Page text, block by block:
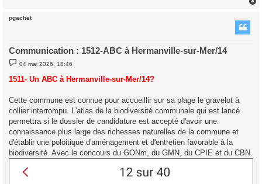
pgachet
Communication : 1512-ABC à Hermanville-sur-Mer/14
M
e
s
s
e
04 mai 2026, 18:46
1511- Un ABC à Hermanville-sur-Mer/14?
Cette commune est connue pour accueillir sur sa plage le gravelot à
collier interrompu. L'atlas de la biodiversité communale qui est lancé
permettra si le dossier de candidature est accepté d'avoir une
connaissance plus large des richesses naturelles de la commune et
d'établir une poloitique d'aménagement et d'entretien favorable à la
biodiversité. Avec le concours du GONm, du GMN, du CPIE et du CBN.